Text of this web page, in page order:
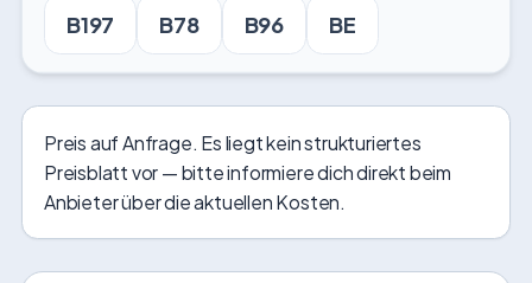
B197 B78 B96 BE
Preis auf Anfrage. Es liegt kein strukturiertes
Preisblatt vor — bitte informiere dich direkt beim
Anbieter über die aktuellen Kosten.